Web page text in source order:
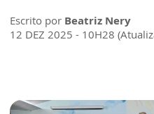
Escrito por Beatriz Nery
12 DEZ 2025 - 10H28